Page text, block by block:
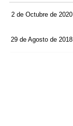
2 de Octubre de 2020
29 de Agosto de 2018